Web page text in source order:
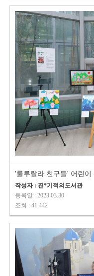
'룰루랄라 친구들' 어린이
작성자 : 진*기적의도서관
등록일 : 2023.03.30
조회 : 41,442